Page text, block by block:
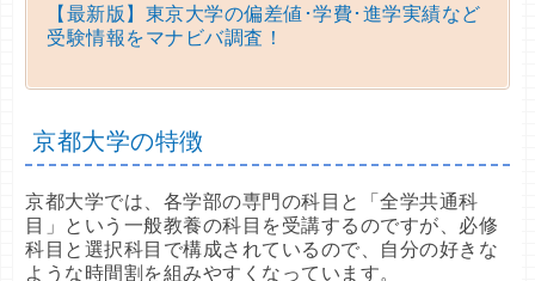
【最新版】東京大学の偏差値･学費･進学実績など
受験情報をマナビバ調査！
京都大学の特徴
京都大学では、各学部の専門の科目と「全学共通科
目」という一般教養の科目を受講するのですが、必修
科目と選択科目で構成されているので、自分の好きな
ような時間割を組みやすくなっています。